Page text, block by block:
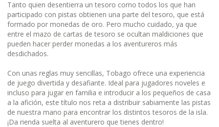
Tanto quien desentierra un tesoro como todos los que han
participado con pistas obtienen una parte del tesoro, que está
formado por monedas de oro. Pero mucho cuidado, ya que
entre el mazo de cartas de tesoro se ocultan maldiciones que
pueden hacer perder monedas a los aventureros más
desdichados.
Con unas reglas muy sencillas, Tobago ofrece una experiencia
de juego divertida y desafiante. Ideal para jugadores noveles e
incluso para jugar en familia e introducir a los pequeños de casa
a la afición, este título nos reta a distribuir sabiamente las pistas
de nuestra mano para encontrar los distintos tesoros de la isla.
¡Da rienda suelta al aventurero que tienes dentro!